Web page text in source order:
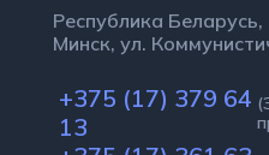
Республика Беларусь,
Минск, ул.
+375 (17) 379 64
13